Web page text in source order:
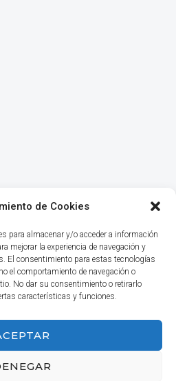
de Cookies
para almacenar y/o acceder a información
mejorar la experiencia de navegación y
El consentimiento para estas tecnologías
el comportamiento de navegación o
No dar su consentimiento o retirarlo
características y funciones.
INICIO
Haga Negocios